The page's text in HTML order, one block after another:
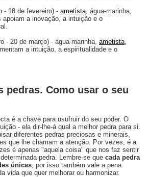
- 18 de fevereiro) - ametista , água-marinha,
apoiam a inovação, a intuição e o
- 20 de março) - água-marinha, ametista
a intuição, a espiritualidade e o
pedras. Como usar o seu
é a chave para usufruir do seu poder. O
- ela dir-lhe-á qual a melhor pedra para si.
diferentes pedras preciosas e minerais,
que lhe chamam a atenção. Por vezes, é a
é apenas "aquela coisa" que nos faz sentir
pedra. Lembre-se que cada pedra
únicas , por isso também vale a pena
vida que quer melhorar ou harmonizar.